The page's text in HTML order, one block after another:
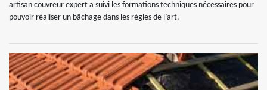
artisan couvreur expert a suivi les formations techniques nécessaires pour
pouvoir réaliser un bâchage dans les règles de l’art.